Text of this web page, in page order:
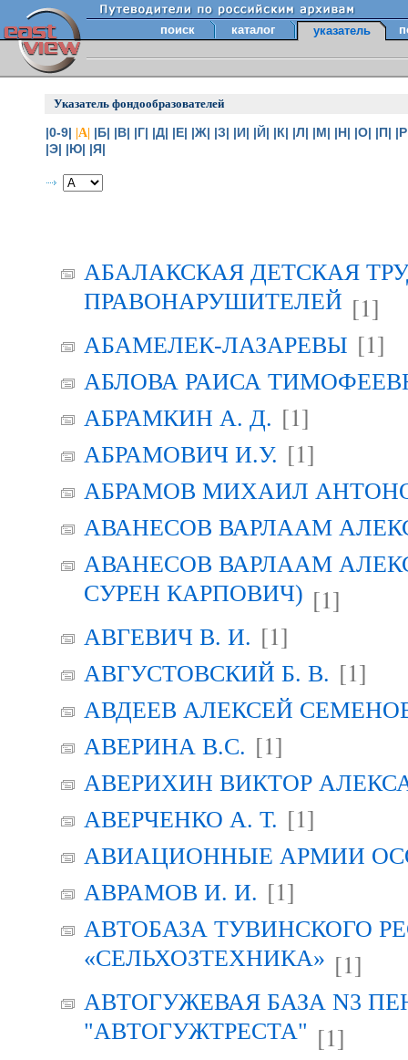
поиск каталог указатель
Указатель фондообразователей
|0-9| |А| |Б| |В| |Г| |Д| |Е| |Ж| |З| |И| |Й| |К| |Л| |М| |Н| |О| |П|
|Э| |Ю| |Я|
АБАЛАКСКАЯ ДЕТСКАЯ
ПРАВОНАРУШИТЕЛЕЙ [1]
АБАМЕЛЕК-ЛАЗАРЕВЫ [1]
АБЛОВА РАИСА
АБРАМКИН А. Д. [1]
АБРАМОВИЧ И.У. [1]
АБРАМОВ МИХАИЛ
АВАНЕСОВ ВАРЛААМ
АВАНЕСОВ ВАРЛААМ
СУРЕН КАРПОВИЧ) [1]
АВГЕВИЧ В. И. [1]
АВГУСТОВСКИЙ Б. В. [1]
АВДЕЕВ АЛЕКСЕЙ
АВЕРИНА B.C. [1]
АВЕРИХИН ВИКТОР
АВЕРЧЕНКО А. Т. [1]
АВИАЦИОННЫЕ АРМИИ
АВРАМОВ И. И. [1]
АВТОБАЗА ТУВИНСКОГО
«СЕЛЬХОЗТЕХНИКА» [1]
АВТОГУЖЕВАЯ БАЗА N3
"АВТОГУЖТРЕСТА" [1]